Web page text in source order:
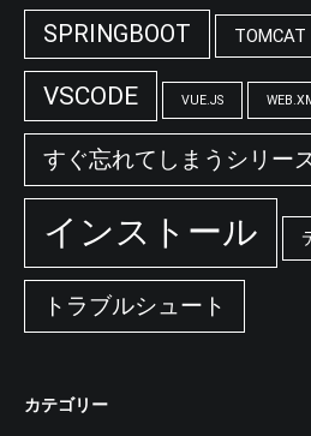
SPRINGBOOT TOMCAT
VSCODE VUE.JS
すぐ忘れてしまうシリー
インストール
トラブルシュート
カテゴリー